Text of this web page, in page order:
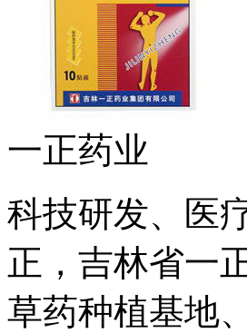
一正药业
科技研发、医
正，吉林省一
草药种植基地